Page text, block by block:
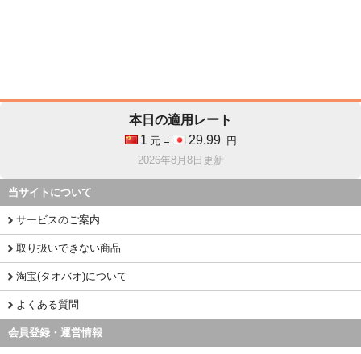
本日の適用レート
1 元 = 29.99
円
2026年8月8日更新
当サイトについて
サービスのご案内
取り扱いできない商品
淘宝(タオバオ)について
よくある質問
会員登録・運営情報